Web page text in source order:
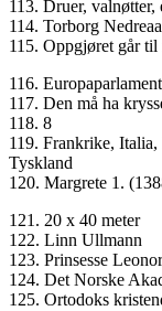
113. Druer, valnøtter,
114. Torborg
115. Oppgjøret går
116.
117. Den må ha
118. 8
119. Frankrike,
Tyskland
120. Margrete 1.
121. 20 x 40 meter
122. Linn Ullmann
123. Prinsesse Leonor
124. Det Norske
125. Ortodoks